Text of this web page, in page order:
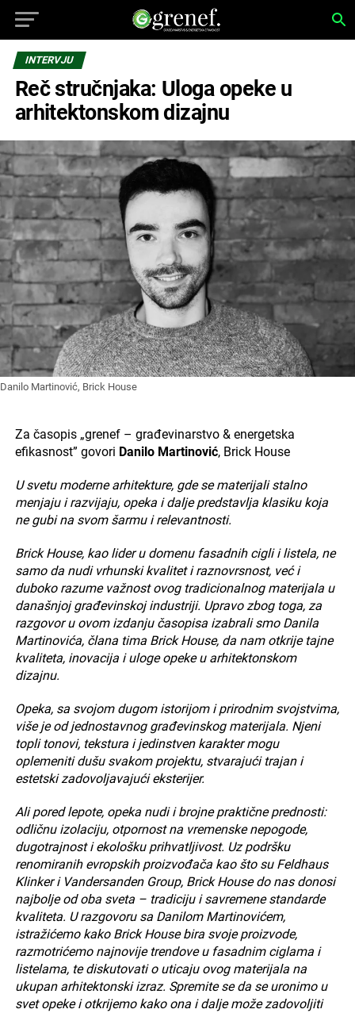
INTERVJU
Reč stručnjaka: Uloga opeke u
arhitektonskom dizajnu
Danilo Martinović, Brick House
Za časopis „grenef – građevinarstvo & energetska
efikasnost” govori Danilo Martinović, Brick House
U svetu moderne arhitekture, gde se materijali stalno
menjaju i razvijaju, opeka i dalje predstavlja klasiku koja
ne gubi na svom šarmu i relevantnosti.
Brick House, kao lider u domenu fasadnih cigli i listela, ne
samo da nudi vrhunski kvalitet i raznovrsnost, već i
duboko razume važnost ovog tradicionalnog materijala u
današnjoj građevinskoj industriji. Upravo zbog toga, za
razgovor u ovom izdanju časopisa izabrali smo Danila
Martinovića, člana tima Brick House, da nam otkrije tajne
kvaliteta, inovacija i uloge opeke u arhitektonskom
dizajnu.
Opeka, sa svojom dugom istorijom i prirodnim svojstvima,
više je od jednostavnog građevinskog materijala. Njeni
topli tonovi, tekstura i jedinstven karakter mogu
oplemeniti dušu svakom projektu, stvarajući trajan i
estetski zadovoljavajući eksterijer.
Ali pored lepote, opeka nudi i brojne praktične prednosti:
odličnu izolaciju, otpornost na vremenske nepogode,
dugotrajnost i ekološku prihvatljivost. Uz podršku
renomiranih evropskih proizvođača kao što su Feldhaus
Klinker i Vandersanden Group, Brick House do nas donosi
najbolje od oba sveta – tradiciju i savremene standarde
kvaliteta. U razgovoru sa Danilom Martinovićem,
istražićemo kako Brick House bira svoje proizvode,
razmotrićemo najnovije trendove u fasadnim ciglama i
listelama, te diskutovati o uticaju ovog materijala na
ukupan arhitektonski izraz. Spremite se da se uronimo u
svet opeke i otkrijemo kako ona i dalje može zadovoljiti